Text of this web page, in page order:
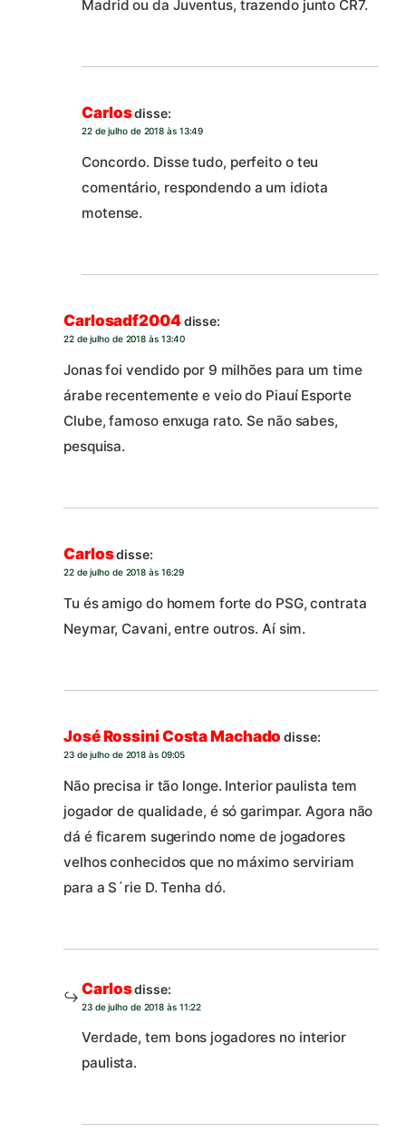
Madrid ou da Juventus, trazendo junto CR7.
Carlosdisse:
22 de julho de 2018 às 13:49
Concordo. Disse tudo, perfeito o teu
comentário, respondendo a um idiota
motense.
Carlosadf2004disse:
22 de julho de 2018 às 13:40
Jonas foi vendido por 9 milhões para um time
árabe recentemente e veio do Piauí Esporte
Clube, famoso enxuga rato. Se não sabes,
pesquisa.
Carlosdisse:
22 de julho de 2018 às 16:29
Tu és amigo do homem forte do PSG, contrata
Neymar, Cavani, entre outros. Aí sim.
José Rossini Costa Machado disse:
23 de julho de 2018 às 09:05
Não precisa ir tão longe. Interior paulista tem
jogador de qualidade, é só garimpar. Agora não
dá é ficarem sugerindo nome de jogadores
velhos conhecidos que no máximo serviriam
para a S´rie D. Tenha dó.
Carlosdisse:
23 de julho de 2018 às 11:22
Verdade, tem bons jogadores no interior
paulista.